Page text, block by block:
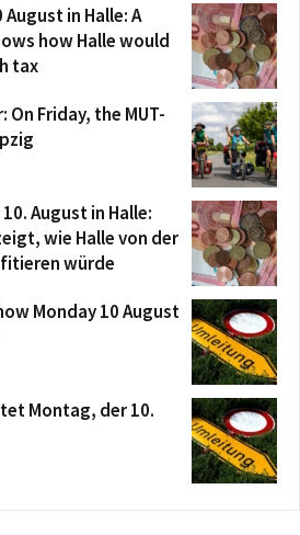
in Halle: A
how Halle would
tax
Friday, the MUT-
August in Halle:
wie Halle von der
würde
Monday 10 August
Montag, der 10.